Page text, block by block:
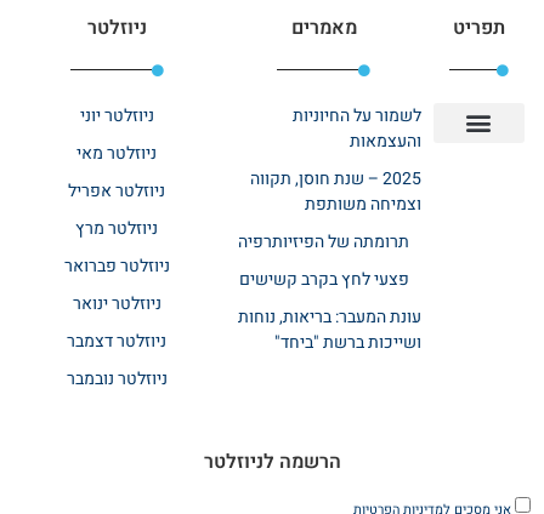
תפריט מאמרים
לשמור על החיוניות
והעצמאות
2025 – שנת חוסן, תקווה
וצמיחה משותפת
תרומתה של הפיזיותרפיה
פצעי לחץ בקרב קשישים
עונת המעבר: בריאות, נוחות
ושייכות ברשת "ביחד"
ניוזלטר
ניוזלטר יוני
ניוזלטר מאי
ניוזלטר אפריל
ניוזלטר מרץ
ניוזלטר פברואר
ניוזלטר ינואר
ניוזלטר דצמבר
ניוזלטר נובמבר
הרשמה לניוזלטר
אני מסכים למדיניות הפרטיות